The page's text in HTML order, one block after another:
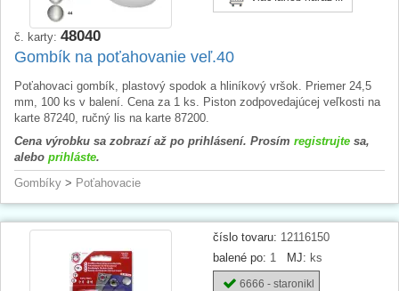
č. karty: 48040
Gombík na poťahovanie veľ.40
Poťahovaci gombík, plastový spodok a hliníkový vršok. Priemer 24,5
mm, 100 ks v balení. Cena za 1 ks. Piston zodpovedajúcej veľkosti na
karte 87240, ručný lis na karte 87200.
Cena výrobku sa zobrazí až po prihlásení. Prosím registrujte sa,
alebo prihláste.
Gombíky > Poťahovacie
číslo tovaru: 12116150
balené po: 1 MJ: ks
6666 - staronikl